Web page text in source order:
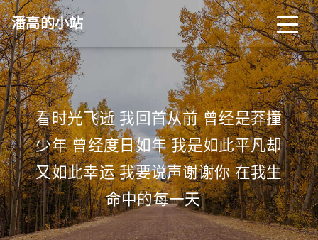
潘高的小站
看时光飞逝 我回首从前 曾经是莽撞
少年 曾经度日如年 我是如此平凡却
又如此幸运 我要说声谢谢你 在我生
命中的每一天_